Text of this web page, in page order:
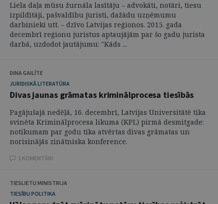
Liela daļa mūsu žurnāla lasītāju – advokāti, notāri, tiesu
izpildītāji, pašvaldību juristi, dažādu uzņēmumu
darbinieki utt. – dzīvo Latvijas reģionos. 2015. gada
decembrī reģionu juristus aptaujājām par šo gadu jurista
darbā, uzdodot jautājumu: "Kāds ...
DINA GAILĪTE
JURIDISKĀ LITERATŪRA
Divas jaunas grāmatas kriminālprocesa tiesībās
Pagājušajā nedēļā, 16. decembrī, Latvijas Universitātē tika
svinēta Kriminālprocesa likuma (KPL) pirmā desmitgade:
notikumam par godu tika atvērtas divas grāmatas un
norisinājās zinātniska konference.
1 KOMENTĀRI
TIESLIETU MINISTRIJA
TIESĪBU POLITIKA